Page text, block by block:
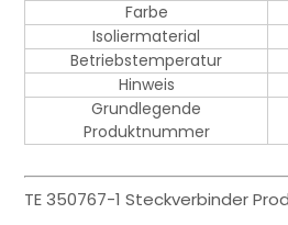
Farbe
Isoliermaterial
Betriebstemperatur
Hinweis
Grundlegende
Produktnummer
TE 350767-1 Steckverbinder